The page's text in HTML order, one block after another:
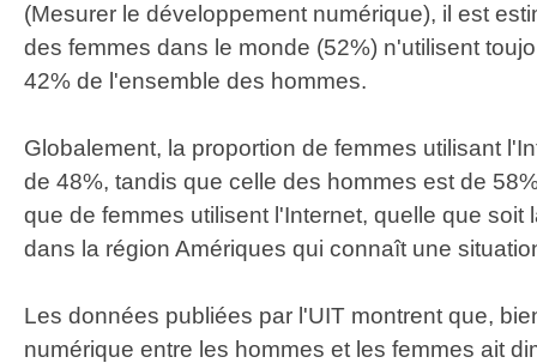
(Mesurer le développement numérique), il est
des femmes dans le monde (52%) n'utilisent
42% de l'ensemble des hommes.
Globalement, la proportion de femmes utilisant
de 48%, tandis que celle des hommes est de
que de femmes utilisent l'Internet, quelle que soit
dans la région Amériques qui connaît une
Les données publiées par l'UIT montrent que,
numérique entre les hommes et les femmes ait